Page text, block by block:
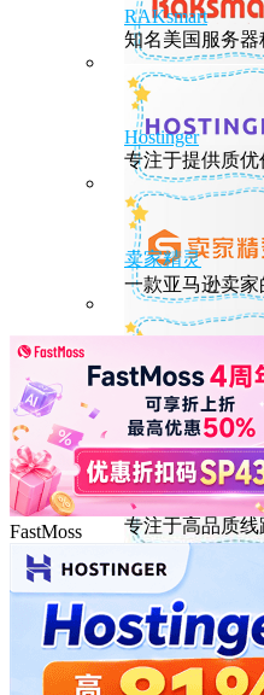
RAKsmart
知名美国服务器
Hostinger
专注于提供质优
卖家精灵
一款亚马逊卖
HostEase
性能出众的高
DMIT
专注于高品质线
FastMoss